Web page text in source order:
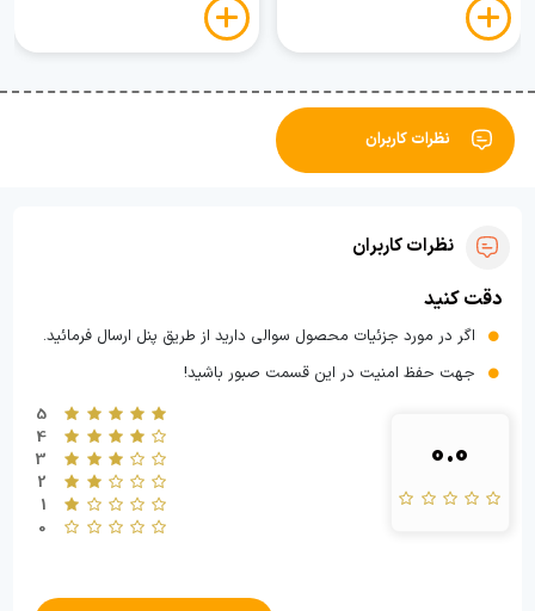
نظرات کاربران
نظرات کاربران
دقت کنید
اگر در مورد جزئیات محصول سوالی دارید از طریق پنل ارسال فرمائید.
جهت حفظ امنیت در این قسمت صبور باشید!
0.0
5
4
3
2
1
0